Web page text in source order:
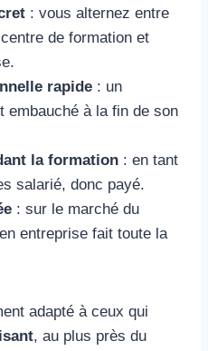
: vous alternez entre
de formation et
rapide : un
embauché à la fin de son
la formation : en tant
salarié, donc payé.
: sur le marché du
entreprise fait toute la
adapté à ceux qui
, au plus près du